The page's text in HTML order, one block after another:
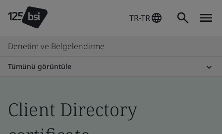
TR-TR
Denetim ve Belgelendirme
Tümünü görüntüle
Client Directory